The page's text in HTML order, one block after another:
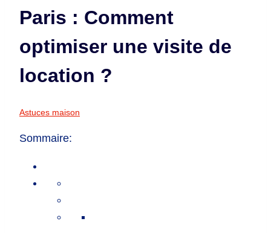
Paris : Comment
optimiser une visite de
location ?
Astuces maison
Sommaire: